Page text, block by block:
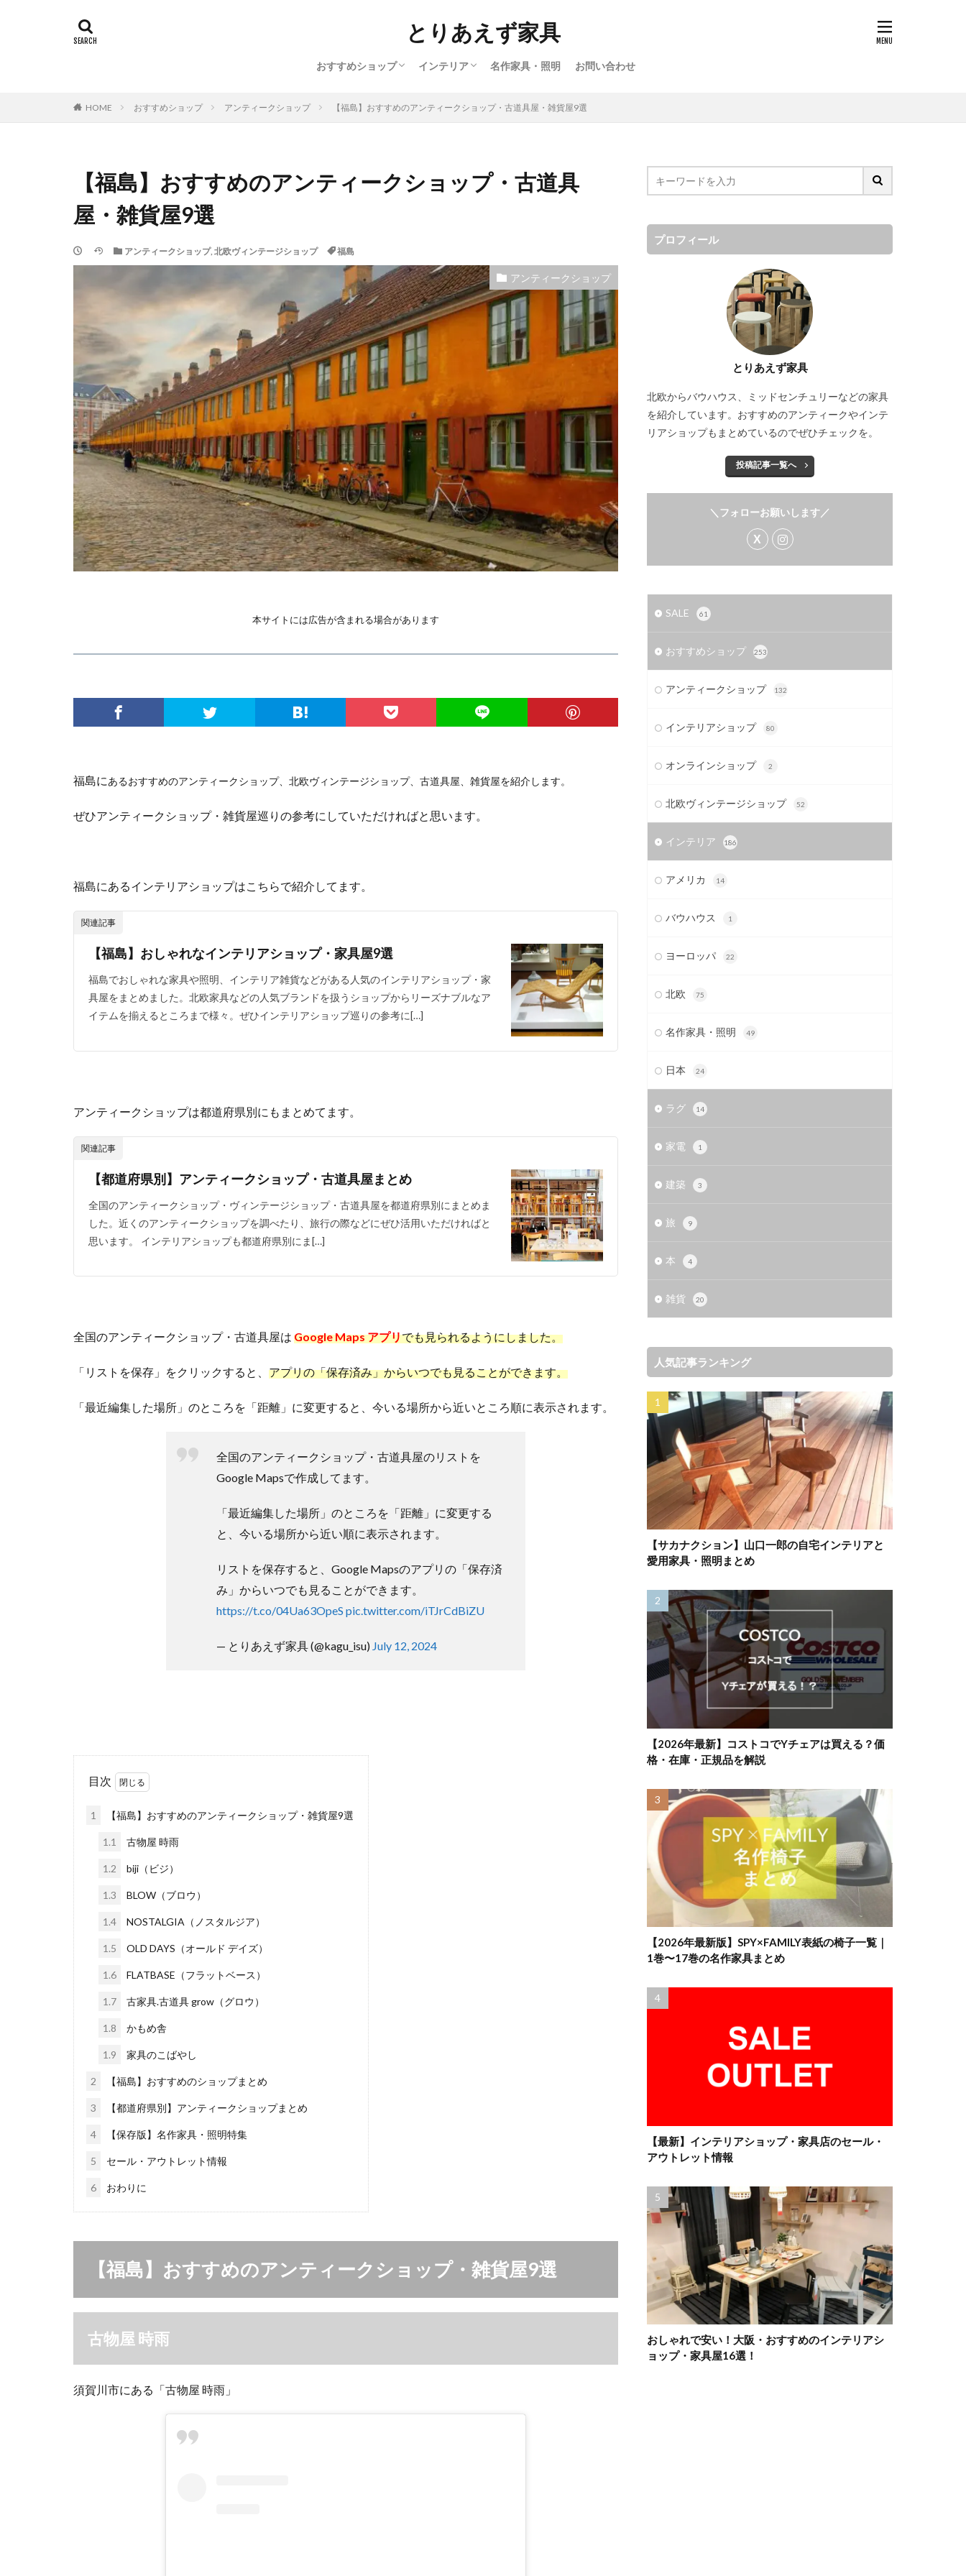
とりあえず家具
おすすめショップ インテリア 名作家具・照明 お問い合わせ
HOME おすすめショップ アンティークショップ 【福島】おすすめのアンティークショップ・古道具屋・雑貨屋9選
【福島】おすすめのアンティークショップ・古道具
屋・雑貨屋9選
アンティークショップ, 北欧ヴィンテージショップ 福島
アンティークショップ
本サイトには広告が含まれる場合があります
福島にあるおすすめのアンティークショップ、北欧ヴィンテージショップ、古道具屋、雑貨屋を紹介します。
ぜひアンティークショップ・雑貨屋巡りの参考にしていただければと思います。
福島にあるインテリアショップはこちらで紹介してます。
関連記事
【福島】おしゃれなインテリアショップ・家具屋9選
福島でおしゃれな家具や照明、インテリア雑貨などがある人気のインテリアショップ・家
具屋をまとめました。北欧家具などの人気ブランドを扱うショップからリーズナブルなア
イテムを揃えるところまで様々。ぜひインテリアショップ巡りの参考に[…]
アンティークショップは都道府県別にもまとめてます。
関連記事
【都道府県別】アンティークショップ・古道具屋まとめ
全国のアンティークショップ・ヴィンテージショップ・古道具屋を都道府県別にまとめま
した。近くのアンティークショップを調べたり、旅行の際などにぜひ活用いただければと
思います。 インテリアショップも都道府県別にま[…]
全国のアンティークショップ・古道具屋は Google Maps アプリでも見られるようにしました。
「リストを保存」をクリックすると、 アプリの「保存済み」からいつでも見ることができます。
「最近編集した場所」のところを「距離」に変更すると、今いる場所から近いところ順に表示されます。
全国のアンティークショップ・古道具屋のリストを
Google Mapsで作成してます。
「最近編集した場所」のところを「距離」に変更する
と、今いる場所から近い順に表示されます。
リストを保存すると、Google Mapsのアプリの「保存済
み」からいつでも見ることができます。
https://t.co/04Ua63OpeS pic.twitter.com/iTJrCdBiZU
— とりあえず家具 (@kagu_isu) July 12, 2024
目次
1 【福島】おすすめのアンティークショップ・雑貨屋9選
1.1 古物屋 時雨
1.2 biji（ビジ）
1.3 BLOW（ブロウ）
1.4 NOSTALGIA（ノスタルジア）
1.5 OLD DAYS（オールド デイズ）
1.6 FLATBASE（フラットベース）
1.7 古家具.古道具 grow（グロウ）
1.8 かもめ舎
1.9 家具のこばやし
2 【福島】おすすめのショップまとめ
3 【都道府県別】アンティークショップまとめ
4 【保存版】名作家具・照明特集
5 セール・アウトレット情報
6 おわりに
【福島】おすすめのアンティークショップ・雑貨屋9選
古物屋 時雨
須賀川市にある「古物屋 時雨」
プロフィール
とりあえず家具
北欧からバウハウス、ミッドセンチュリーなどの家具
を紹介しています。おすすめのアンティークやインテ
リアショップもまとめているのでぜひチェックを。
投稿記事一覧へ
＼フォローお願いします／
SALE 61
おすすめショップ 253
アンティークショップ 132
インテリアショップ 80
オンラインショップ 2
北欧ヴィンテージショップ 52
インテリア 186
アメリカ 14
バウハウス 1
ヨーロッパ 22
北欧 75
名作家具・照明 49
日本 24
ラグ 14
家電 1
建築 3
旅 9
本 4
雑貨 20
人気記事ランキング
【サカナクション】山口一郎の自宅インテリアと
愛用家具・照明まとめ
【2026年最新】コストコでYチェアは買える？価
格・在庫・正規品を解説
【2026年最新版】SPY×FAMILY表紙の椅子一覧｜
1巻〜17巻の名作家具まとめ
【最新】インテリアショップ・家具店のセール・
アウトレット情報
おしゃれで安い！大阪・おすすめのインテリアシ
ョップ・家具屋16選！